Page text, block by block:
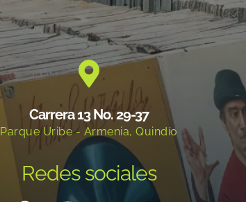
Carrera 13 No. 29-37
Parque Uribe - Armenia, Quindío
Redes sociales